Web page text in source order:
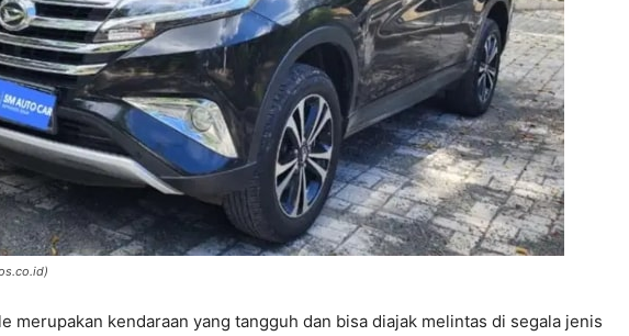
merupakan kendaraan yang tangguh dan bisa diajak melintas di segala jenis